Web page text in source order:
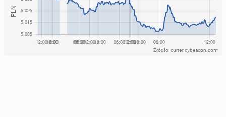
Źródło: currencybeacon.com